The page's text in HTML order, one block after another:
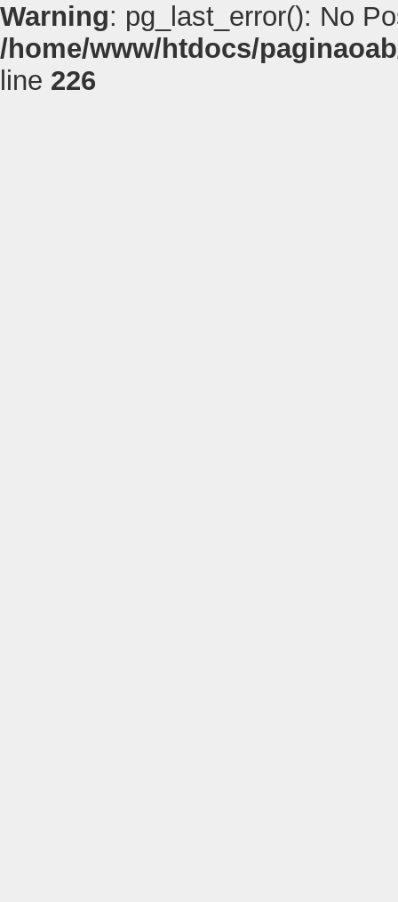
Warning: pg_last_error(): No
/home/www/htdocs/
line 226